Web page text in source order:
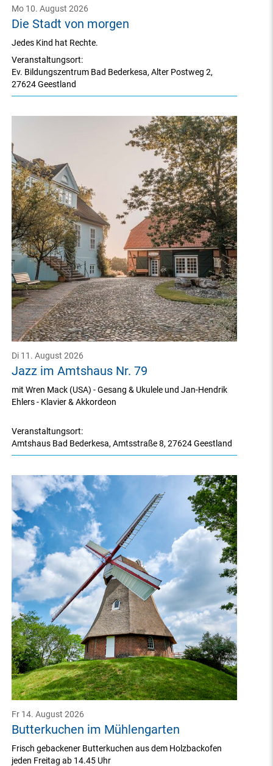
Die Stadt von morgen
Mo 10. August 2026
Veranstaltungsort:
Ev. Bildungszentrum Bad Bederkesa,Alter Postweg 2,
27624 Geestland
Jedes Kind hat Rechte.
Jazz im Amtshaus Nr. 79
Di 11. August 2026
Veranstaltungsort:
Amtshaus Bad Bederkesa,Amtsstraße 8,27624 Geestland
mit Wren Mack (USA) - Gesang & Ukulele und Jan-Hendrik
Ehlers - Klavier & Akkordeon
Butterkuchen im Mühlengarten
Fr 14. August 2026
Frisch gebackener Butterkuchen aus dem Holzbackofen
jeden Freitag ab 14.45 Uhr